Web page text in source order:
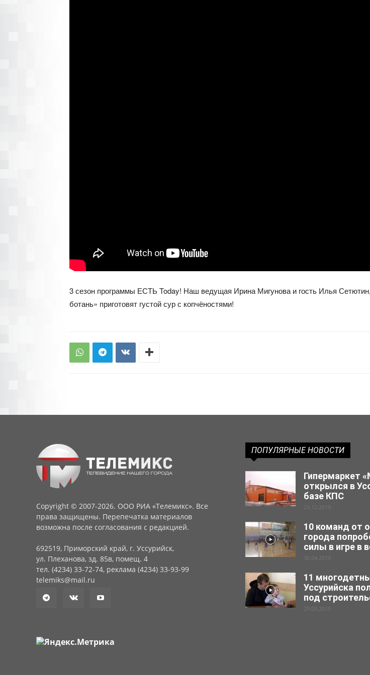
3 сезон программы ЕСТЬ Today! Наш ведущая Ирина Мигунова и гость Илья
ботань» приготовят густой сур с копчёностями!
Copyright © 2007-2026. ООО РИА «Телемикс». Все
права защищены. Перепечатка материалов
возможна после согласования с редакцией.
692519, Приморский край, г. Уссурийск,
ул. Плеханова, зд. 85в, помещ. 4
тел. (4234) 33-72-74, реклама (4234) 33-93-99
telemiks@mail.ru
ПОПУЛЯРНЫЕ НОВОСТИ
Гипермаркет
открылся в
базе КПС
23.12.2019
10 команд от
города
силы в игре в
30.04.2019
11
Уссурийска
под
29.03.2019